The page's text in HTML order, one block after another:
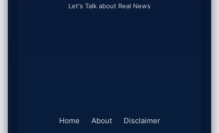
Let's Talk about Real News
Home About
Disclaimer